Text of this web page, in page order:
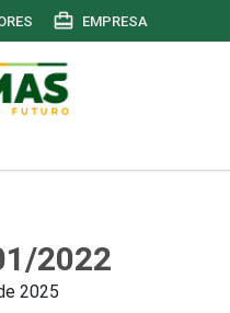
card_travel EMPRESA
2022
2025